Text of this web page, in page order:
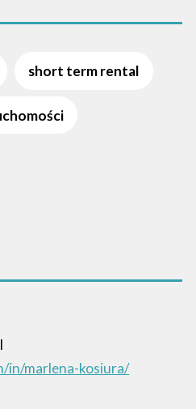
short term rental
in/marlena-kosiura/